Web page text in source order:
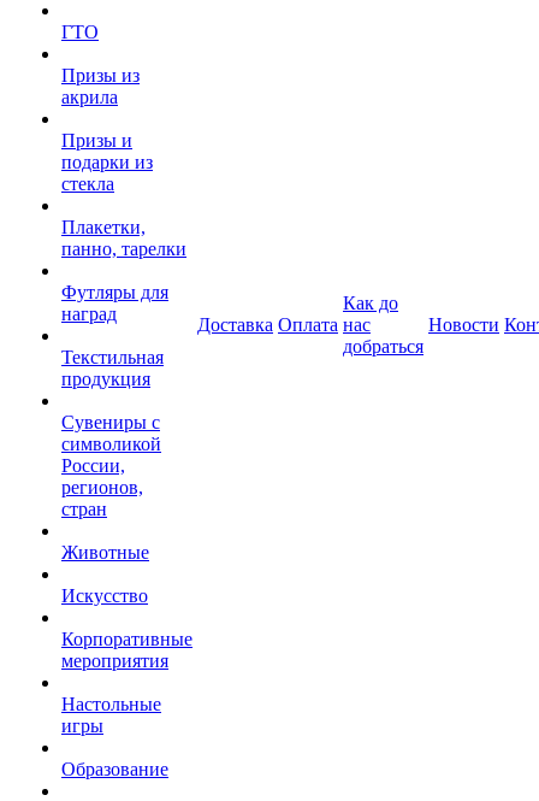
ГТО
Призы из
акрила
Призы и
подарки из
стекла
Плакетки,
панно, тарелки
Футляры для
наград
Текстильная
продукция
Сувениры с
символикой
России,
регионов,
стран
Животные
Искусство
Корпоративные
мероприятия
Настольные
игры
Образование
Доставка Оплата
Как до
нас
добраться
Новости